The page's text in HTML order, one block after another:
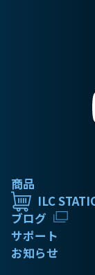
商品
ILC
ブログ
サポート
お知らせ